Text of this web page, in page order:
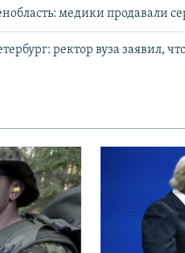
медики продавали
ректор вуза заявил,